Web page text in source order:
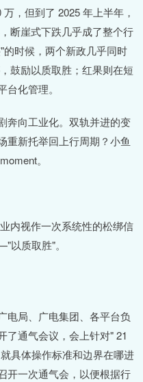
，但到了 2025 年上半年，
断崖式下跌几乎成了整个行
时候，两个新政几乎同时
鼓励以质取胜；红果则在短
化管理。
奔向工业化。双轨并进的变
重新托举回上行周期？小鱼
。
内视作一次系统性的松绑信
质取胜"。
电局、广电集团、各平台负
了通气会议，会上针对" 21
具体操作标准和边界在哪进
开一次通气会，以便根据行